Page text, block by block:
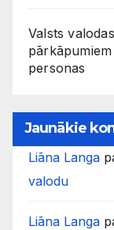
Valsts
personas
Jaunākie
Liāna Langa
valodu
Liāna Langa